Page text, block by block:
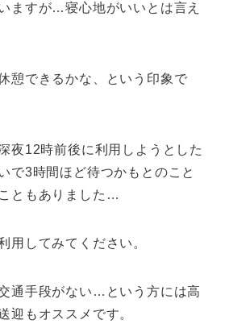
ますが…寝心地がいいとは言え
憩できるかな、という印象で
夜12時前後に利用しようとした
で3時間ほど待つかもとのこと
ともありました…
用してみてください。
通手段がない…という方には高
迎もオススメです。